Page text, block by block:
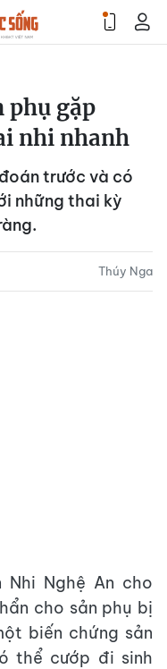
phụ gặp
nhi nhanh
trước và có
những thai kỳ
Thúy Nga
Nhi Nghệ An cho
cho sản phụ bị
biến chứng sản
thể cướp đi sinh